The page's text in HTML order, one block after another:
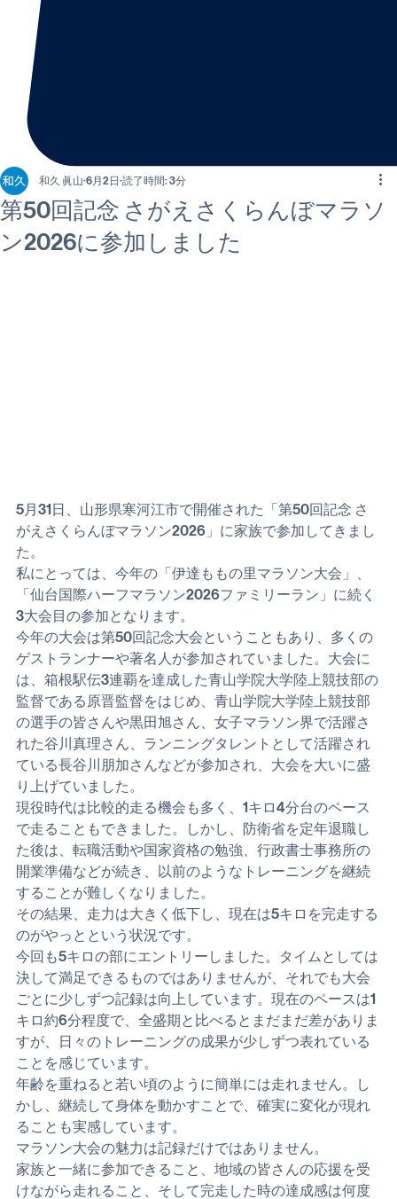
第50回記念 さがえさくらんぼマラソ
和久 眞山 6月2日 読了時間: 3分
5月31日、山形県寒河江市で開催された「第50回記念 さ
がえさくらんぼマラソン2026」に家族で参加してきまし
た。
私にとっては、今年の「伊達ももの里マラソン大会」、
「仙台国際ハーフマラソン2026ファミリーラン」に続く
3大会目の参加となります。
今年の大会は第50回記念大会ということもあり、多くの
ゲストランナーや著名人が参加されていました。大会に
は、箱根駅伝3連覇を達成した青山学院大学陸上競技部の
監督である原晋監督をはじめ、青山学院大学陸上競技部
の選手の皆さんや黒田旭さん、女子マラソン界で活躍さ
れた谷川真理さん、ランニングタレントとして活躍され
ている長谷川朋加さんなどが参加され、大会を大いに盛
り上げていました。
現役時代は比較的走る機会も多く、1キロ4分台のペース
で走ることもできました。しかし、防衛省を定年退職し
た後は、転職活動や国家資格の勉強、行政書士事務所の
開業準備などが続き、以前のようなトレーニングを継続
することが難しくなりました。
その結果、走力は大きく低下し、現在は5キロを完走する
のがやっとという状況です。
今回も5キロの部にエントリーしました。タイムとしては
決して満足できるものではありませんが、それでも大会
ごとに少しずつ記録は向上しています。現在のペースは1
キロ約6分程度で、全盛期と比べるとまだまだ差がありま
すが、日々のトレーニングの成果が少しずつ表れている
ことを感じています。
年齢を重ねると若い頃のように簡単には走れません。し
かし、継続して身体を動かすことで、確実に変化が現れ
ることも実感しています。
マラソン大会の魅力は記録だけではありません。